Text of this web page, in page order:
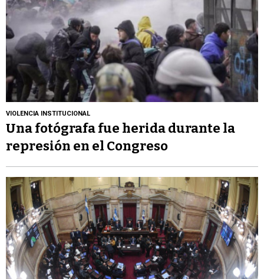
VIOLENCIA INSTITUCIONAL
Una fotógrafa fue herida durante la
represión en el Congreso